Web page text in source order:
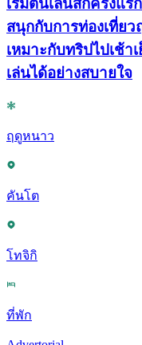
สนุกกับการท่องเที่ย
เหมาะกับทริปไปเช้า
เล่นได้อย่างสบายใจ
ฤดูหนาว
คันโต
โทจิกิ
ที่พัก